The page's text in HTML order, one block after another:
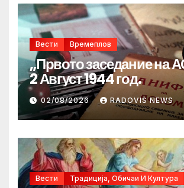
Вести Времеплов
„Првото заседание на
2 Август 1944 год.
02/08/2026 RADOVIS NEWS
Вести Традиција, Обичаи И Култура